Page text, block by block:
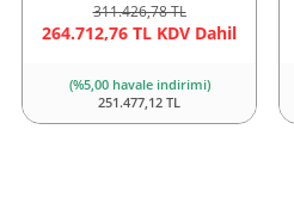
311.426,78 TL
264.712,76 TL KDV Dahil
(%5,00 havale indirimi)
251.477,12 TL